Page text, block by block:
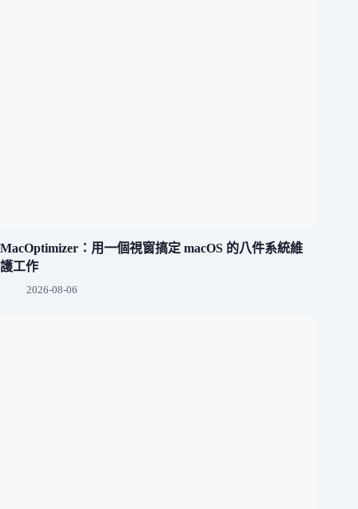
MacOptimizer：用一個視窗搞定 macOS 的八件系統維
護工作
2026-08-06